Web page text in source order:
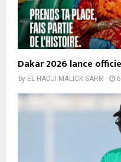
Dakar 2026 lance
by EL HADJI MALICK SARR